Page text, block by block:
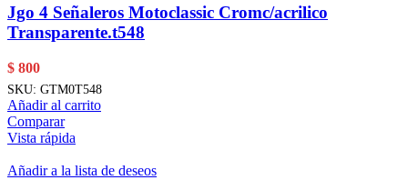
Jgo 4 Señaleros Motoclassic Cromc/acrilico
Transparente.t548
$ 800
SKU: GTM0T548
Añadir al carrito
Comparar
Vista rápida
Añadir a la lista de deseos